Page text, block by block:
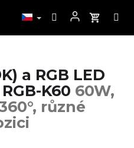
a RGB LED
K60 60W,
různé